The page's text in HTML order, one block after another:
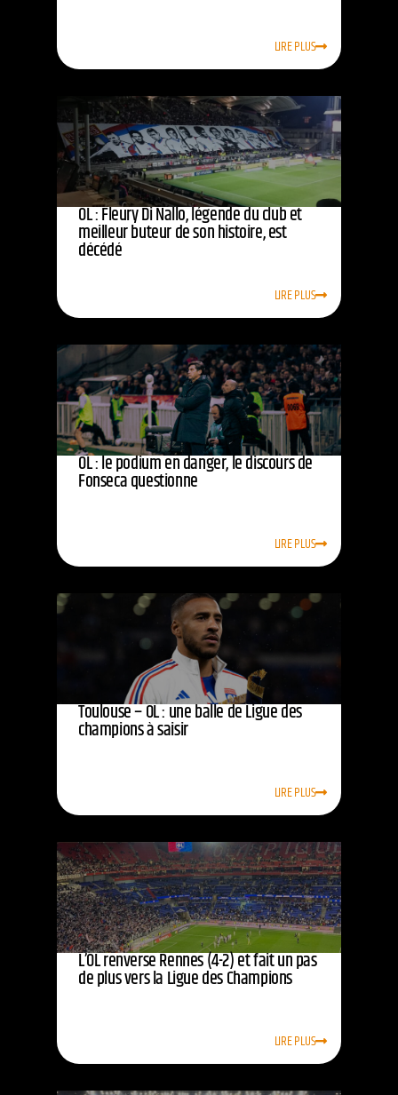
LIRE PLUS
OL : Fleury Di Nallo, légende du club et
meilleur buteur de son histoire, est
décédé
LIRE PLUS
OL : le podium en danger, le discours de
Fonseca questionne
LIRE PLUS
Toulouse – OL : une balle de Ligue des
champions à saisir
LIRE PLUS
L’OL renverse Rennes (4-2) et fait un pas
de plus vers la Ligue des Champions
LIRE PLUS